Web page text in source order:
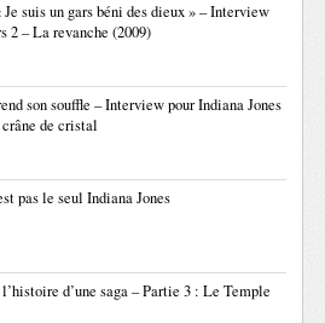
suis un gars béni des dieux » – Interview
2 – La revanche (2009)
son souffle – Interview pour Indiana Jones
de cristal
pas le seul Indiana Jones
d’une saga – Partie 3 : Le Temple